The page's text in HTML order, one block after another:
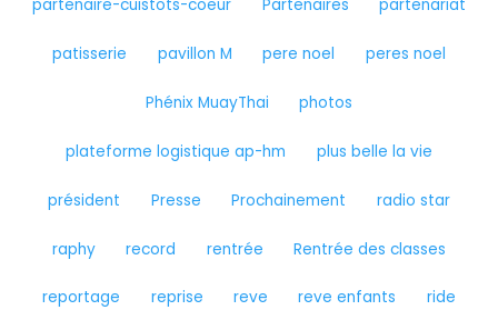
partenaire-cuistots-coeur Partenaires partenariat
patisserie pavillon M pere noel peres noel
Phénix MuayThai photos
plateforme logistique ap-hm plus belle la vie
président Presse Prochainement radio star
raphy record rentrée Rentrée des classes
reportage reprise reve reve enfants ride